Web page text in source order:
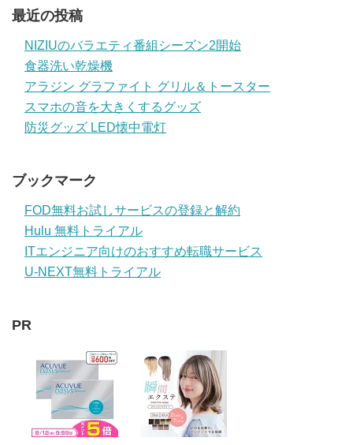
最近の投稿
NIZIUのバラエティ番組シーズン2開始
食器洗い乾燥機
アラジン グラファイト グリル＆トースター
スマホの音を大きくするグッズ
防災グッズ LED懐中電灯
ブックマーク
FOD無料お試しサービスの登録と解約
Hulu 無料トライアル
ITエンジニア向けのおすすめ転職サービス
U-NEXT無料トライアル
PR